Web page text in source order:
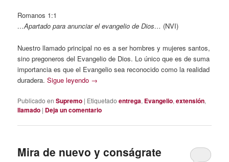
Romanos 1:1
…Apartado para anunciar el evangelio de Dios… (NVI)
Nuestro llamado principal no es a ser hombres y mujeres santos,
sino pregoneros del Evangelio de Dios. Lo único que es de suma
importancia es que el Evangelio sea reconocido como la realidad
duradera.Sigue leyendo →
Publicado en Supremo | Etiquetado entrega, Evangelio,extensión,
llamado | Deja un comentario
Mira de nuevo y conságrate